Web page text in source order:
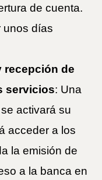
de cuenta.
unos días
recepción de
servicios: Una
activará su
acceder a los
la emisión de
a la banca en